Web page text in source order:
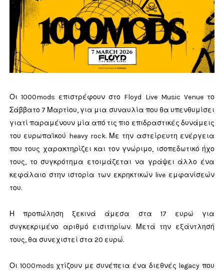
Οι 1000mods επιστρέφουν στο Floyd Live Music Venue το
Σάββατο 7 Μαρτίου, για μια συναυλία που θα υπενθυμίσει
γιατί παραμένουν μία από τις πιο επιδραστικές δυνάμεις
του ευρωπαϊκού heavy rock. Με την αστείρευτη ενέργεια
που τους χαρακτηρίζει και τον γνώριμο, ισοπεδωτικό ήχο
τους, το συγκρότημα ετοιμάζεται να γράψει άλλο ένα
κεφάλαιο στην ιστορία των εκρηκτικών live εμφανίσεών
του.
Η προπώληση ξεκινά άμεσα στα 17 ευρώ για
συγκεκριμένο αριθμό εισιτηρίων. Μετά την εξάντλησή
τους, θα συνεχιστεί στα 20 ευρώ.
Οι 1000mods χτίζουν με συνέπεια ένα διεθνές legacy που